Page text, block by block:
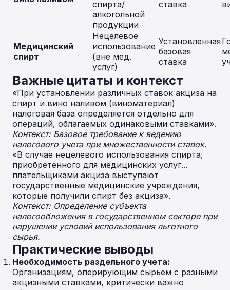
спирта/
алкогольной
продукции
ставка
Медицинский
спирт
Нецелевое
использование
(вне мед.
услуг)
Установленная
базовая
ставка
Важные цитаты и контекст
«При установлении различных ставок акциза на
спирт и вино наливом (виноматериал)
налоговая база определяется отдельно для
операций, облагаемых одинаковыми ставками».
Контекст: Базовое требование к ведению
налогового учета при множественности ставок.
«В случае нецелевого использования спирта,
приобретенного для медицинских услуг...
плательщиками акциза выступают
государственные медицинские учреждения,
которые получили спирт без акциза».
Контекст: Определение субъекта
налогообложения в государственном секторе при
нарушении условий использования льготного
сырья.
Практические выводы
Необходимость раздельного учета:
Организациям, оперирующим сырьем с разными
акцизными ставками, критически важно